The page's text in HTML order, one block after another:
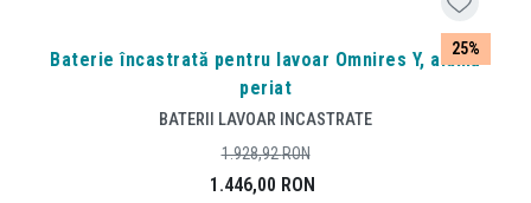
25%
Baterie încastrată pentru lavoar Omnires Y, alamă
periat
BATERII LAVOAR INCASTRATE
1.446,00 RON
1.928,92RON